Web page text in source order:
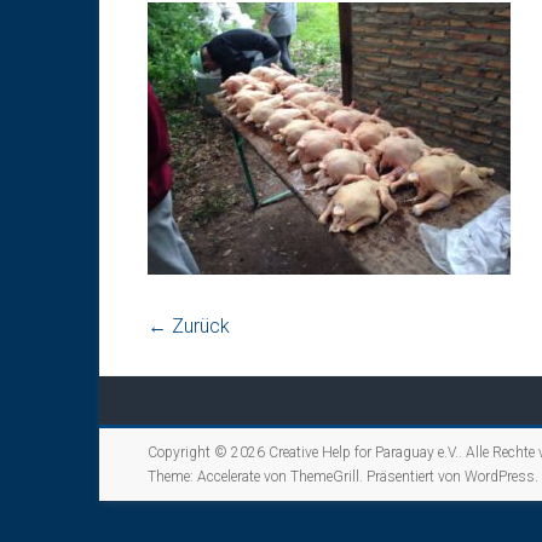
← Zurück
Copyright © 2026 Creative Help for Paraguay e.V.. Alle Rechte
Theme: Accelerate von ThemeGrill. Präsentiert von WordPress.